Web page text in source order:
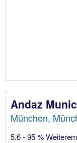
Andaz
München,
5.6 - 95 %